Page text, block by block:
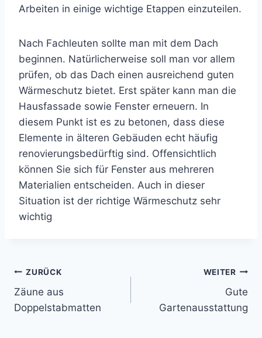
Arbeiten in einige wichtige Etappen einzuteilen.
Nach Fachleuten sollte man mit dem Dach
beginnen. Natürlicherweise soll man vor allem
prüfen, ob das Dach einen ausreichend guten
Wärmeschutz bietet. Erst später kann man die
Hausfassade sowie Fenster erneuern. In
diesem Punkt ist es zu betonen, dass diese
Elemente in älteren Gebäuden echt häufig
renovierungsbedürftig sind. Offensichtlich
können Sie sich für Fenster aus mehreren
Materialien entscheiden. Auch in dieser
Situation ist der richtige Wärmeschutz sehr
wichtig
Beitragsnavigation
ZURÜCK
Zäune aus
Doppelstabmatten
WEITER
Gute
Gartenausstattung